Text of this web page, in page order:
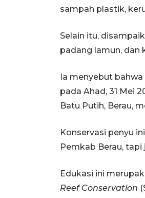
sampah plastik,
Selain itu,
padang lamun, dan
Ia menyebut
pada Ahad, 31 Mei
Batu Putih, Berau,
Konservasi penyu
Pemkab Berau,
Edukasi ini
Reef Conservation